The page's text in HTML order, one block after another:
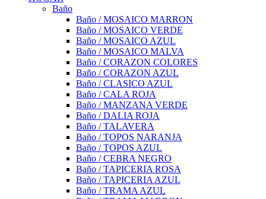
Baño
Baño / MOSAICO MARRON
Baño / MOSAICO VERDE
Baño / MOSAICO AZUL
Baño / MOSAICO MALVA
Baño / CORAZON COLORES
Baño / CORAZON AZUL
Baño / CLASICO AZUL
Baño / CALA ROJA
Baño / MANZANA VERDE
Baño / DALIA ROJA
Baño / TALAVERA
Baño / TOPOS NARANJA
Baño / TOPOS AZUL
Baño / CEBRA NEGRO
Baño / TAPICERIA ROSA
Baño / TAPICERIA AZUL
Baño / TRAMA AZUL